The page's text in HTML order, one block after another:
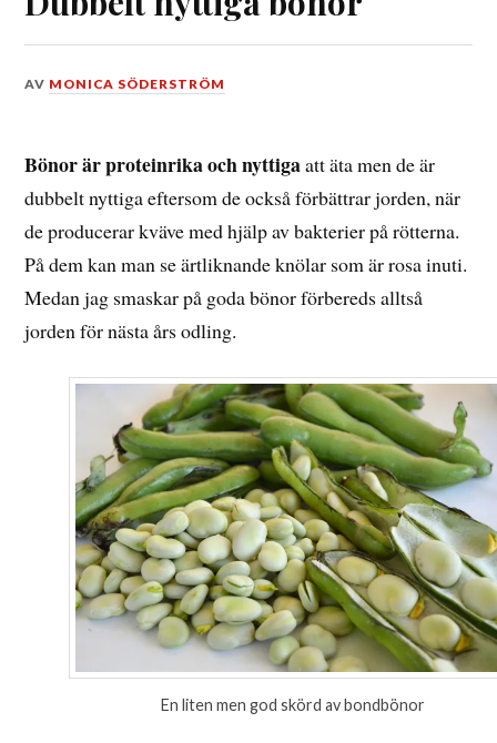
DEN
2018
AV MONICA SÖDERSTRÖM
Bönor är proteinrika och nyttigaatt äta men de är
dubbelt nyttiga eftersom de också förbättrar jorden, när
de producerar kväve med hjälp av bakterier på rötterna.
På dem kan man se ärtliknande knölar som är rosa inuti.
Medan jag smaskar på goda bönor förbereds alltså
jorden för nästa års odling.
En liten men god skörd av bondbönor